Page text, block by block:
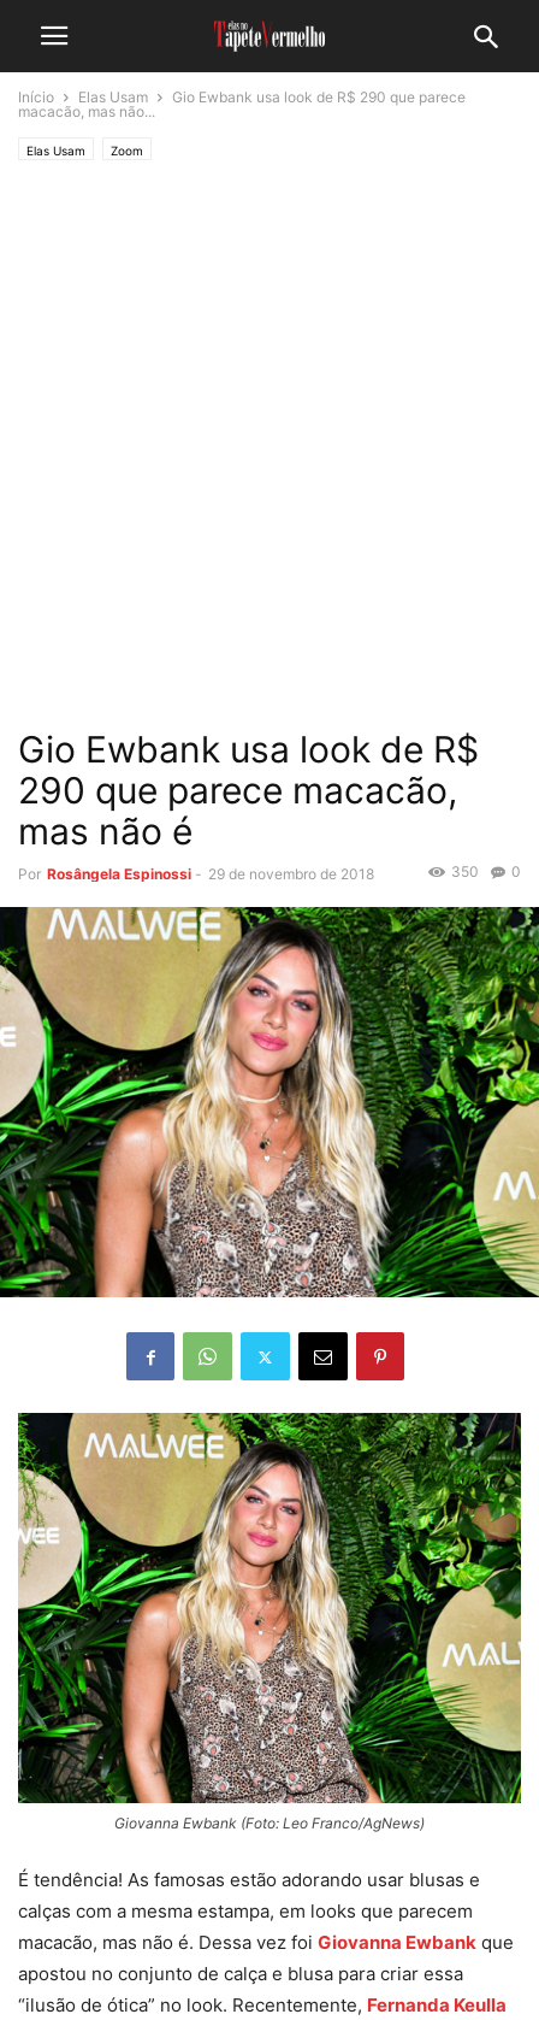
Início Elas Usam
Gio Ewbank usa look de R$ 290 que parece
macacão, mas não...
Elas Usam Zoom
Gio Ewbank usa look de R$
290 que parece macacão,
mas não é
Por Rosângela Espinossi - 29 de novembro de 2018 0
350
Giovanna Ewbank (Foto: Leo Franco/AgNews)
É tendência! As famosas estão adorando usar blusas e
calças com a mesma estampa, em looks que parecem
macacão, mas não é. Dessa vez foi Giovanna Ewbank que
apostou no conjunto de calça e blusa para criar essa
“ilusão de ótica” no look. Recentemente, Fernanda Keulla